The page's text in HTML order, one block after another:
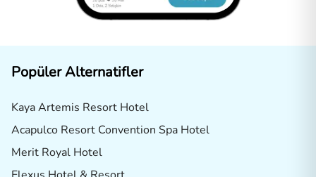
Popüler Alternatifler
Kaya Artemis Resort Hotel
Acapulco Resort Convention Spa Hotel
Merit Royal Hotel